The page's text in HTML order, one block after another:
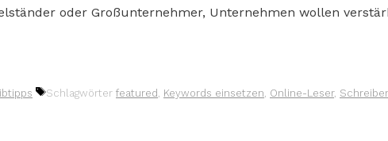
oder Großunternehmer, Unternehmen wollen
Schlagwörter featured , Keywords einsetzen, Online-Leser,